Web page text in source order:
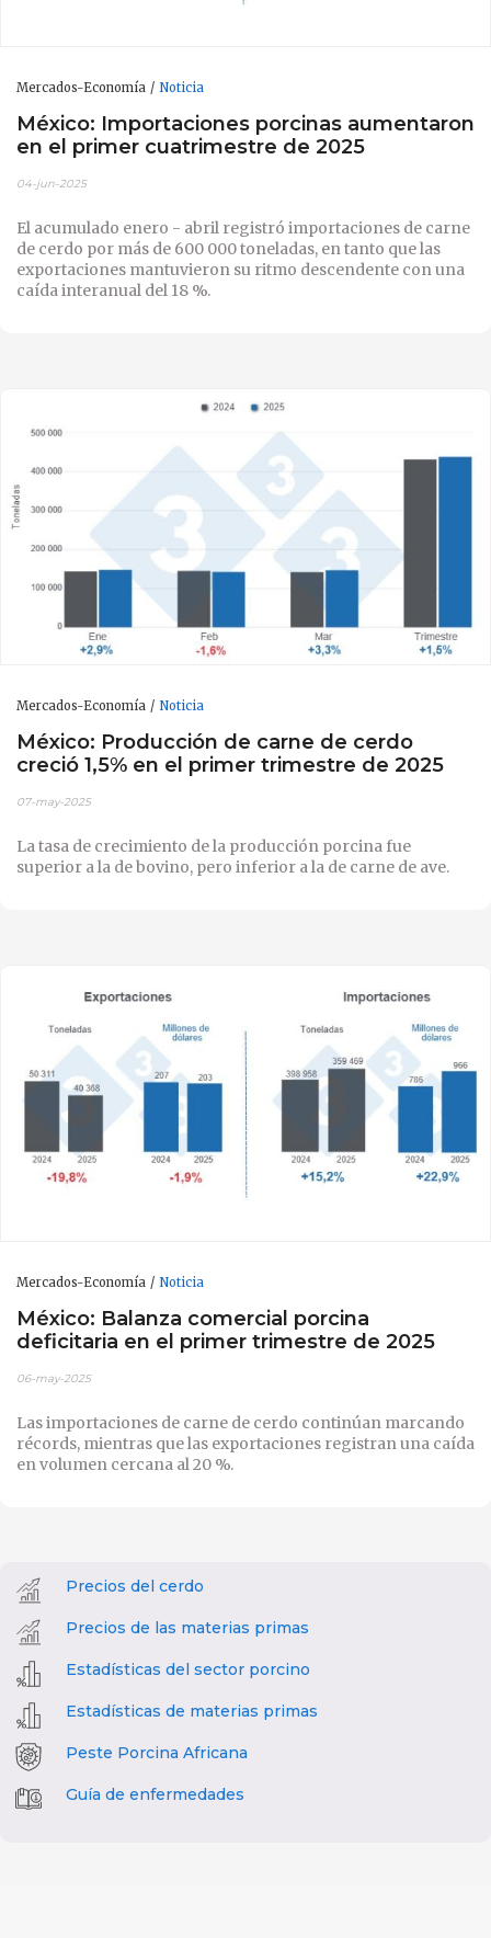
Mercados-Economía Noticia
México: Importaciones porcinas aumentaron
en el primer cuatrimestre de 2025
04-jun-2025
El acumulado enero - abril registró importaciones de carne
de cerdo por más de 600 000 toneladas, en tanto que las
exportaciones mantuvieron su ritmo descendente con una
caída interanual del 18 %.
Mercados-Economía Noticia
México: Producción de carne de cerdo
creció 1,5% en el primer trimestre de 2025
07-may-2025
La tasa de crecimiento de la producción porcina fue
superior a la de bovino, pero inferior a la de carne de ave.
Mercados-Economía Noticia
México: Balanza comercial porcina
deficitaria en el primer trimestre de 2025
06-may-2025
Las importaciones de carne de cerdo continúan marcando
récords, mientras que las exportaciones registran una caída
en volumen cercana al 20 %.
Precios del cerdo
Precios de las materias primas
Estadísticas del sector porcino
Estadísticas de materias primas
Peste Porcina Africana
Guía de enfermedades